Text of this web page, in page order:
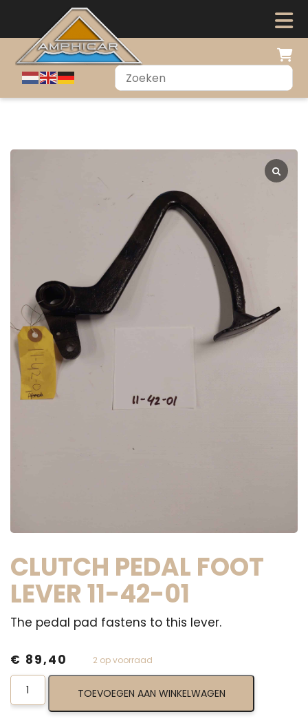
CLUTCH PEDAL FOOT
LEVER 11-42-01
The pedal pad fastens to this lever.
2 op voorraad
€ 89,40
Clutch
Pedal
Foot
TOEVOEGEN AAN WINKELWAGEN